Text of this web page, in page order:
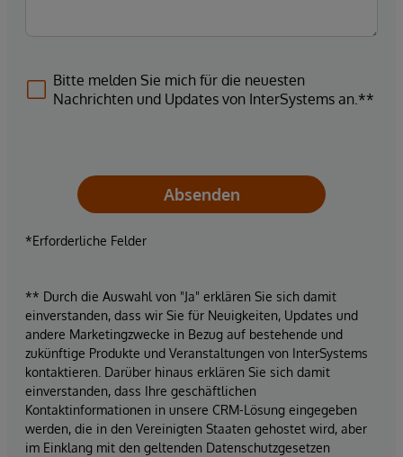
Bitte melden Sie mich für die neuesten
Nachrichten und Updates von InterSystems an.**
Absenden
*Erforderliche Felder
** Durch die Auswahl von "Ja" erklären Sie sich damit
einverstanden, dass wir Sie für Neuigkeiten, Updates und
andere Marketingzwecke in Bezug auf bestehende und
zukünftige Produkte und Veranstaltungen von InterSystems
kontaktieren. Darüber hinaus erklären Sie sich damit
einverstanden, dass Ihre geschäftlichen
Kontaktinformationen in unsere CRM-Lösung eingegeben
werden, die in den Vereinigten Staaten gehostet wird, aber
im Einklang mit den geltenden Datenschutzgesetzen